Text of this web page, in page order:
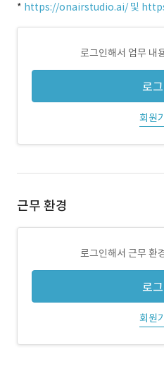
* https://onairstudio.ai/ 및
로그인해서 업무 내
로
회원
근무 환경
로그인해서 근무 환
로
회원